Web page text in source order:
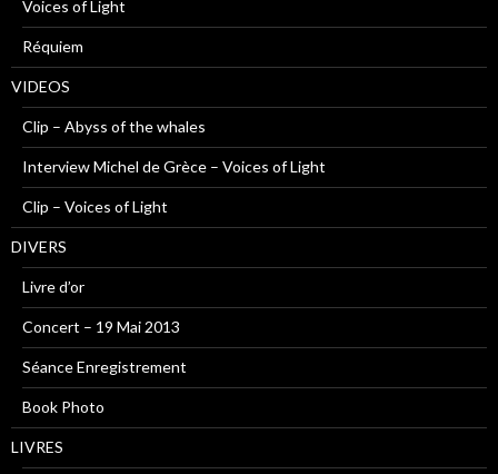
Voices of Light
Réquiem
VIDEOS
Clip – Abyss of the whales
Interview Michel de Grèce – Voices of Light
Clip – Voices of Light
DIVERS
Livre d’or
Concert – 19 Mai 2013
Séance Enregistrement
Book Photo
LIVRES